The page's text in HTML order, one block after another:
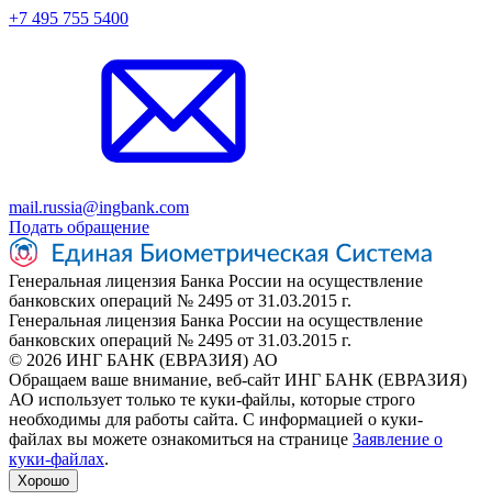
+7 495 755 5400
mail.russia@ingbank.com
Подать обращение
Генеральная лицензия Банка России на осуществление
банковских операций № 2495 от 31.03.2015 г.
Генеральная лицензия Банка России на осуществление
банковских операций № 2495 от 31.03.2015 г.
© 2026 ИНГ БАНК (ЕВРАЗИЯ) АО
Обращаем ваше внимание, веб-сайт ИНГ БАНК (ЕВРАЗИЯ)
АО использует только те куки-файлы, которые строго
необходимы для работы сайта. С информацией о куки-
файлах вы можете ознакомиться на странице Заявление о
куки-файлах.
Хорошо